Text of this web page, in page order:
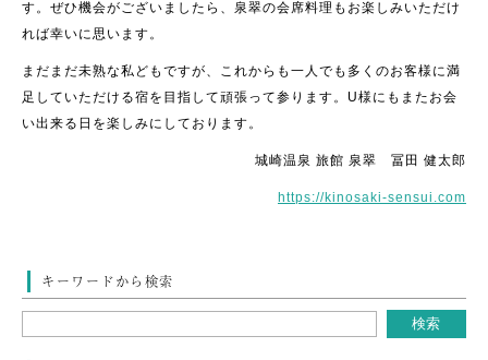
す。ぜひ機会がございましたら、泉翠の会席料理もお楽しみいただけ
れば幸いに思います。
まだまだ未熟な私どもですが、これからも一人でも多くのお客様に満
足していただける宿を目指して頑張って参ります。U様にもまたお会
い出来る日を楽しみにしております。
城崎温泉 旅館 泉翠 冨田 健太郎
https://kinosaki-sensui.com
キーワードから検索